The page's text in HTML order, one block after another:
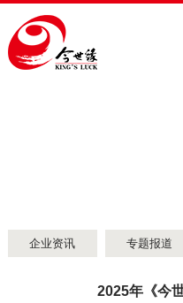
企业资讯 专题报道
2025年《今